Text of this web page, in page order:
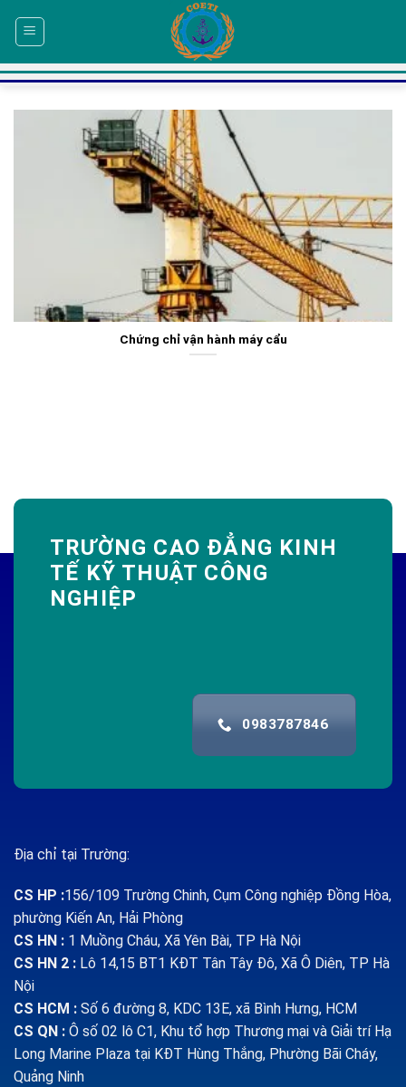
Chứng chỉ vận hành máy cẩu
TRƯỜNG CAO ĐẲNG KINH
TẾ KỸ THUẬT CÔNG
NGHIỆP
0983787846
Địa chỉ tại Trường:
CS HP :156/109 Trường Chinh, Cụm Công nghiệp Đồng Hòa,
phường Kiến An, Hải Phòng
CS HN : 1 Muồng Cháu, Xã Yên Bài, TP Hà Nội
CS HN 2 : Lô 14,15 BT1 KĐT Tân Tây Đô, Xã Ô Diên, TP Hà
Nội
CS HCM : Số 6 đường 8, KDC 13E, xã Bình Hưng, HCM
CS QN : Ô số 02 lô C1, Khu tổ hợp Thương mại và Giải trí Hạ
Long Marine Plaza tại KĐT Hùng Thắng, Phường Bãi Cháy,
Quảng Ninh